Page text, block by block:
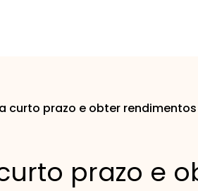
curto prazo e obter rendimentos
prazo e